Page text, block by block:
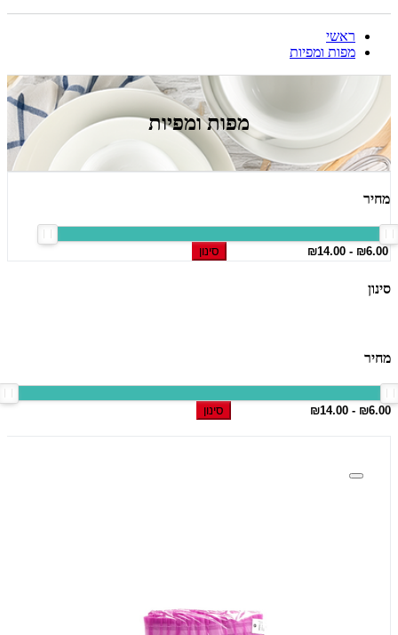
ראשי
מפות ומפיות
מפות ומפיות
מחיר
סינון
סינון
מחיר
סינון